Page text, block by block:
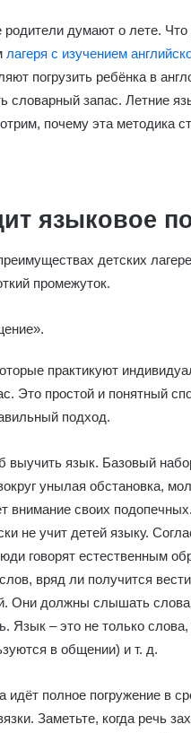
думают о лете.
лагеря с изучением
погрузить ребёнка в
словарный запас. Летние
почему эта методика
языковое
детских
промежуток.
практикуют
Это простой и понятный
подход.
выучить язык. Базовый
унылая обстановка,
внимание своих
не учит детей языку.
говорят естественным
вряд ли получится
Они должны слышать
Язык – это не только
в общении) и т. д.
идёт полное погружение в
Заметьте, когда речь